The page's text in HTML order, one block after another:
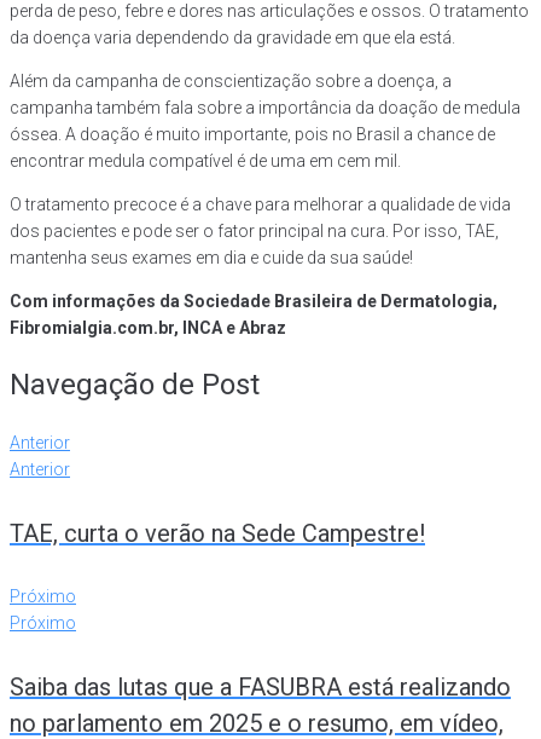
perda de peso, febre e dores nas articulações e ossos. O tratamento
da doença varia dependendo da gravidade em que ela está.
Além da campanha de conscientização sobre a doença, a
campanha também fala sobre a importância da doação de medula
óssea. A doação é muito importante, pois no Brasil a chance de
encontrar medula compatível é de uma em cem mil.
O tratamento precoce é a chave para melhorar a qualidade de vida
dos pacientes e pode ser o fator principal na cura. Por isso, TAE,
mantenha seus exames em dia e cuide da sua saúde!
Com informações da Sociedade Brasileira de Dermatologia,
Fibromialgia.com.br, INCA e Abraz
Navegação de Post
Anterior
Anterior
TAE, curta o verão na Sede Campestre!
Próximo
Próximo
Saiba das lutas que a FASUBRA está realizando
no parlamento em 2025 e o resumo, em vídeo,